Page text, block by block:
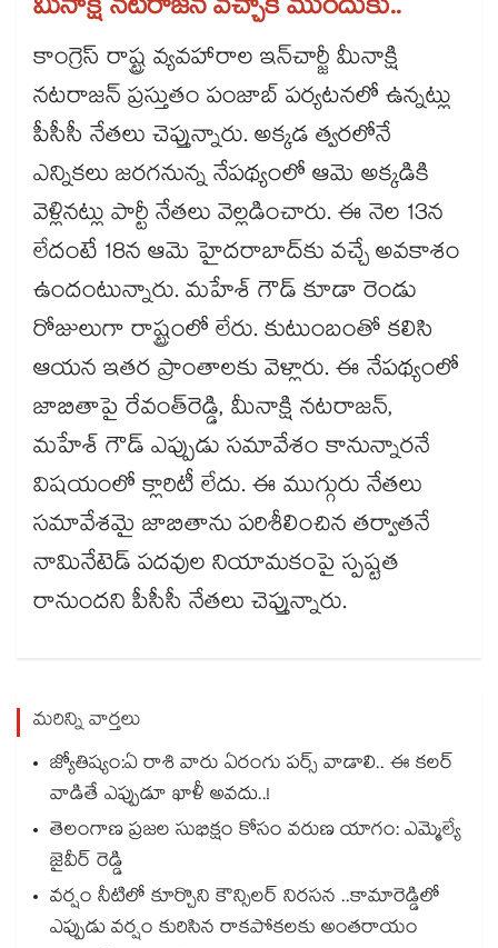
మీనాక్షి నటరాజన్​ వచ్చాకే ముందుకు..
కాంగ్రెస్ రాష్ట్ర వ్యవహారాల ఇన్‌‌‌‌చార్జీ మీనాక్షి
నటరాజన్ ప్రస్తుతం పంజాబ్ పర్యటనలో ఉన్నట్లు
పీసీసీ నేతలు చెప్తున్నారు. అక్కడ త్వరలోనే
ఎన్నికలు జరగనున్న నేపథ్యంలో ఆమె అక్కడికి
వెళ్లినట్లు పార్టీ నేతలు వెల్లడించారు. ఈ నెల 13న
లేదంటే 18న ఆమె హైదరాబాద్‌‌‌‌కు వచ్చే అవకాశం
ఉందంటున్నారు. మహేశ్ గౌడ్ కూడా రెండు
రోజులుగా రాష్ట్రంలో లేరు. కుటుంబంతో కలిసి
ఆయన ఇతర ప్రాంతాలకు వెళ్లారు. ఈ నేపథ్యంలో
జాబితాపై రేవంత్‌‌‌‌రెడ్డి, మీనాక్షి నటరాజన్,
మహేశ్ గౌడ్ ఎప్పుడు సమావేశం కానున్నారనే
విషయంలో క్లారిటీ లేదు. ఈ ముగ్గురు నేతలు
సమావేశమై జాబితాను పరిశీలించిన తర్వాతనే
నామినేటెడ్ పదవుల నియామకంపై స్పష్టత
రానుందని పీసీసీ నేతలు చెప్తున్నారు.
మరిన్ని వార్తలు
జ్యోతిష్యం:ఏ రాశి వారు ఏరంగు పర్స్ వాడాలి.. ఈ కలర్
వాడితే ఎప్పుడూ ఖాళీ అవదు..!
తెలంగాణ ప్రజల సుభిక్షం కోసం వరుణ యాగం: ఎమ్మెల్యే
జైవీర్ రెడ్డి
వర్షం నీటిలో కూర్చొని కౌన్సిలర్ నిరసన ..కామారెడ్డిలో
ఎప్పుడు వర్షం కురిసిన రాకపోకలకు అంతరాయం